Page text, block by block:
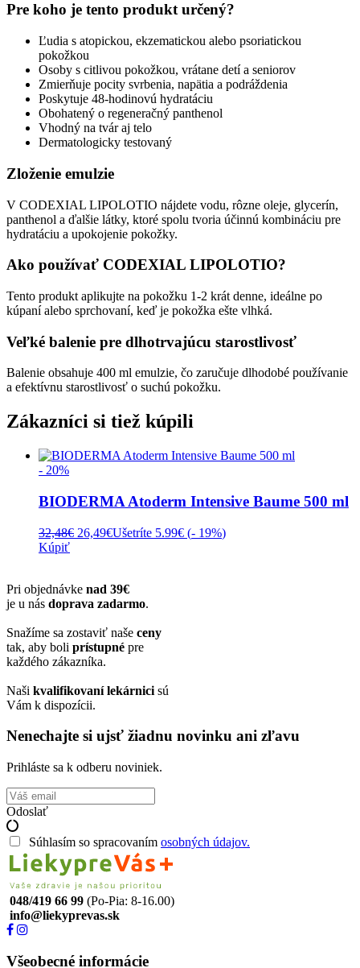
Pre koho je tento produkt určený?
Ľudia s atopickou, ekzematickou alebo psoriatickou
pokožkou
Osoby s citlivou pokožkou, vrátane detí a seniorov
Zmierňuje pocity svrbenia, napätia a podráždenia
Poskytuje 48-hodinovú hydratáciu
Obohatený o regeneračný panthenol
Vhodný na tvár aj telo
Dermatologicky testovaný
Zloženie emulzie
V CODEXIAL LIPOLOTIO nájdete vodu, rôzne oleje, glycerín,
panthenol a ďalšie látky, ktoré spolu tvoria účinnú kombináciu pre
hydratáciu a upokojenie pokožky.
Ako používať CODEXIAL LIPOLOTIO?
Tento produkt aplikujte na pokožku 1-2 krát denne, ideálne po
kúpaní alebo sprchovaní, keď je pokožka ešte vlhká.
Veľké balenie pre dlhotrvajúcu starostlivosť
Balenie obsahuje 400 ml emulzie, čo zaručuje dlhodobé používanie
a efektívnu starostlivosť o suchú pokožku.
Zákazníci si tiež kúpili
- 20%
BIODERMA Atoderm Intensive Baume 500 ml
32,48€ Pôvodná
26,49€Aktuálna
Ušetríte 5.99€ (- 19%)
Kúpiť
Pri objednávke nad 39€
je u nás doprava zadarmo.
Snažíme sa zostaviť naše ceny
tak, aby boli prístupné pre
každého zákazníka.
Naši kvalifikovaní lekárnici sú
Vám k dispozícii.
Nenechajte si ujsť žiadnu novinku ani zľavu
Prihláste sa k odberu noviniek.
Odoslať
Súhlasím so spracovaním osobných údajov.
048/419 66 99 (Po-Pia: 8-16.00)
info@liekyprevas.sk
Všeobecné informácie